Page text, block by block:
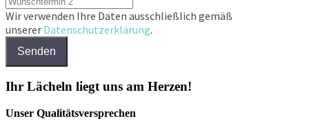
Wir verwenden Ihre Daten ausschließlich gemäß
unserer Datenschutzerklärung.
Senden
Ihr Lächeln liegt uns am Herzen!
Unser Qualitätsversprechen